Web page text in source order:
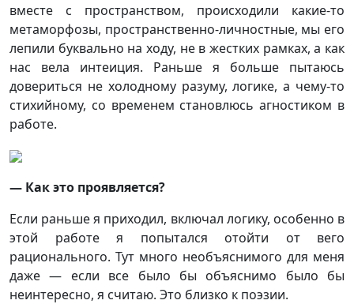
вместе с пространством, происходили какие-то
метаморфозы, пространственно-личностные, мы его
лепили буквально на ходу, не в жестких рамках, а как
нас вела интеиция. Раньше я больше пытаюсь
довериться не холодному разуму, логике, а чему-то
стихийному, со временем становлюсь агностиком в
работе.
— Как это проявляется?
Если раньше я приходил, включал логику, особенно в
этой работе я попытался отойти от вего
рационального. Тут много необъяснимого для меня
даже — если все было бы объяснимо было бы
неинтересно, я считаю. Это близко к поэзии.